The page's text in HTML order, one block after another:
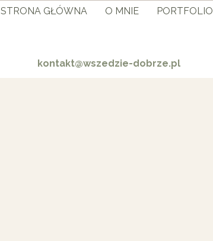
STRONA GŁÓWNA O MNIE PORTFOLIO
kontakt@wszedzie-dobrze.pl